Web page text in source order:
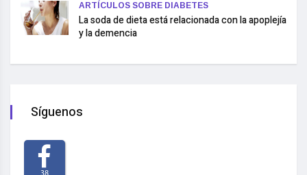
ARTÍCULOS SOBRE DIABETES
La soda de dieta está relacionada con la apoplejía
y la demencia
Síguenos